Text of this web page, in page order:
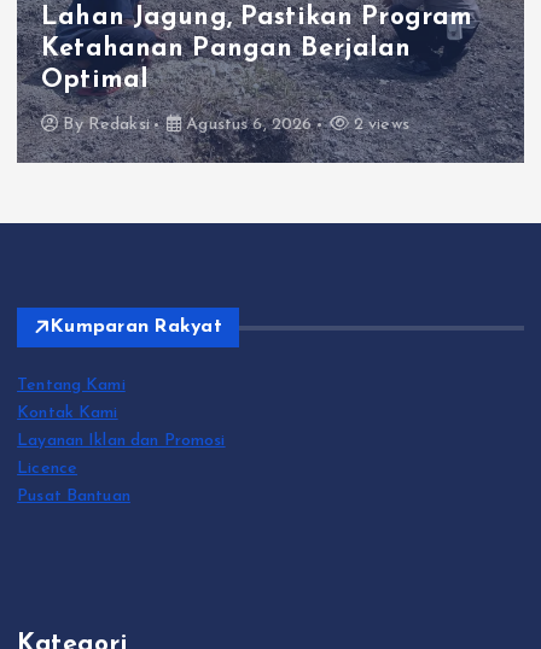
Pastikan Program
Berjalan
6, 2026 2 views
Polres
Tersangka
Bangkalan
ByRedaksi
Kumparan Rakyat
Tentang Kami
Kontak Kami
Layanan Iklan dan Promosi
Licence
Pusat Bantuan